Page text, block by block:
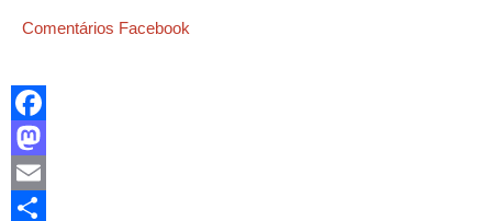
Comentários Facebook
Facebook
Mastodon
Email